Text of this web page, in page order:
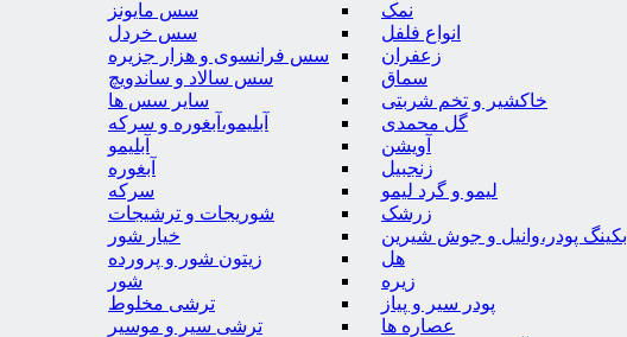
نمک
انواع فلفل
زعفران
سماق
خاکشیر و تخم شربتی
گل محمدی
آویشن
زنجبیل
لیمو و گرد لیمو
زرشک
بکینگ پودر،وانیل و جوش شیرین
هل
زیره
پودر سیر و پیاز
عصاره ها
سس مایونز
سس خردل
سس فرانسوی و هزار جزیره
سس سالاد و ساندویچ
سایر سس ها
آبلیمو،آبغوره و سرکه
آبلیمو
آبغوره
سرکه
شوریجات و ترشیجات
خیار شور
زیتون شور و پرورده
شور
ترشی مخلوط
ترشی سیر و موسیر